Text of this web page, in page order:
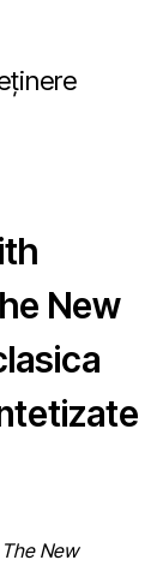
New
The New